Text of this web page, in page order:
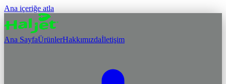
Ana içeriğe atla
Ana SayfaÜrünlerHakkımızdaİletişim